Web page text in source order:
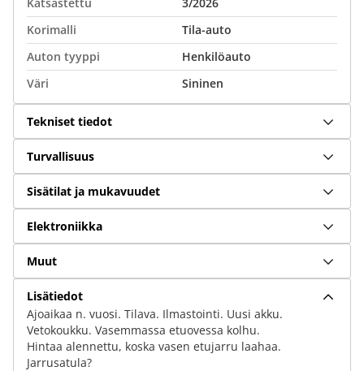
Korimalli
Tila-auto
Auton tyyppi
Henkilöauto
Väri
Sininen
Tekniset tiedot
Turvallisuus
Sisätilat ja mukavuudet
Elektroniikka
Muut
Lisätiedot
Ajoaikaa n. vuosi. Tilava. Ilmastointi. Uusi akku.
Vetokoukku. Vasemmassa etuovessa kolhu.
Hintaa alennettu, koska vasen etujarru laahaa.
Jarrusatula?